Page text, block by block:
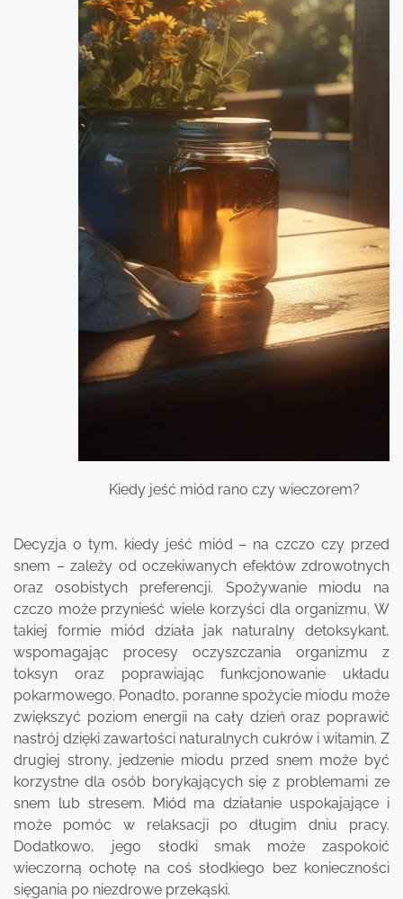
Kiedy jeść miód rano czy wieczorem?
Decyzja o tym, kiedy jeść miód – na czczo czy przed
snem – zależy od oczekiwanych efektów zdrowotnych
oraz osobistych preferencji. Spożywanie miodu na
czczo może przynieść wiele korzyści dla organizmu. W
takiej formie miód działa jak naturalny detoksykant,
wspomagając procesy oczyszczania organizmu z
toksyn oraz poprawiając funkcjonowanie układu
pokarmowego. Ponadto, poranne spożycie miodu może
zwiększyć poziom energii na cały dzień oraz poprawić
nastrój dzięki zawartości naturalnych cukrów i witamin. Z
drugiej strony, jedzenie miodu przed snem może być
korzystne dla osób borykających się z problemami ze
snem lub stresem. Miód ma działanie uspokajające i
może pomóc w relaksacji po długim dniu pracy.
Dodatkowo, jego słodki smak może zaspokoić
wieczorną ochotę na coś słodkiego bez konieczności
sięgania po niezdrowe przekąski.